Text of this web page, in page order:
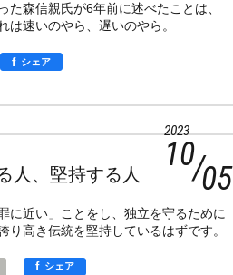
森信親氏が6年前に述べたことは、
速いのやら、遅いのやら。
f シェア
2023
10
05
人、堅持する人
に近い」ことをし、独立を守るために
り高き伝統を堅持しているはずです。
f シェア